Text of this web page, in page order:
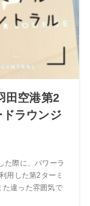
田空港第2
ラウンジ
た際に、パワーラ
用した第2ターミ
た違った雰囲気で